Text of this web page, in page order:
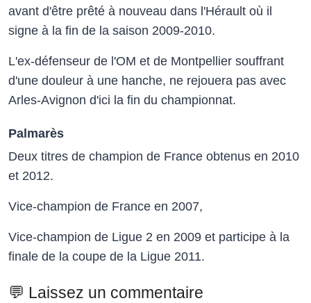
avant d'être prêté à nouveau dans l'Hérault où il
signe à la fin de la saison 2009-2010.
L'ex-défenseur de l'OM et de Montpellier souffrant
d'une douleur à une hanche, ne rejouera pas avec
Arles-Avignon d'ici la fin du championnat.
Palmarès
Deux titres de champion de France obtenus en 2010
et 2012.
Vice-champion de France en 2007,
Vice-champion de Ligue 2 en 2009 et participe à la
finale de la coupe de la Ligue 2011.
💬 Laissez un commentaire